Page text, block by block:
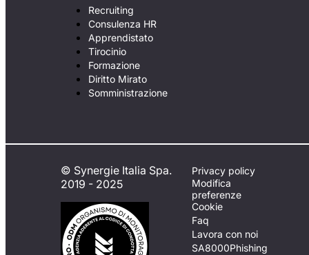
Recruiting
Consulenza HR
Apprendistato
Tirocinio
Formazione
Diritto Mirato
Somministrazione
© Synergie Italia Spa.
2019 - 2025
Privacy policy
Modifica
preferenze
Cookie
Faq
Lavora con noi
SA8000Phishing